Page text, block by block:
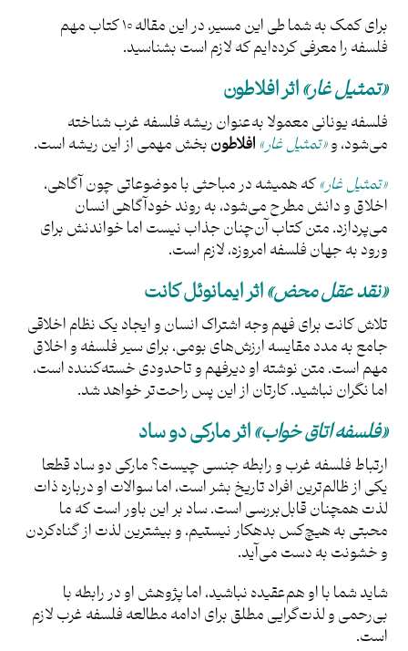
برای کمک به شما طی این مسیر، در این مقاله ۱۰ کتاب مهم
فلسفه را معرفی ‌کرده‌ایم که لازم است بشناسید.
«تمثیل غار»اثر افلاطون
فلسفه یونانی معمولا به‌عنوان ریشه فلسفه غرب شناخته
می‌شود، و«تمثیل غار» افلاطونبخش مهمی از این ریشه است.
«تمثیل غار»که همیشه در مباحثی با موضوعاتی چون آگاهی،
اخلاق و دانش مطرح می‌شود، به روند خودآگاهی انسان
می‌پردازد. متن کتاب آن‌چنان جذاب نیست اما خواندنش برای
ورود به جهان فلسفه امروزه، لازم است.
«نقد عقل محض»اثر ایمانوئل کانت
تلاش کانت برای فهم وجه اشتراک انسان و ایجاد یک نظام اخلاقی
جامع به مدد مقایسه ارزش‌های بومی، برای سیر فلسفه و اخلاق
مهم است. متن نوشته او دیرفهم و تاحدودی خسته‌کننده است،
اما نگران نباشید. کارتان از این‌ پس راحت‌تر خواهد شد.
«فلسفه اتاق خواب»اثر مارکی دو ساد
ارتباط فلسفه غرب و رابطه جنسی چیست؟ مارکی دو ساد قطعا
یکی از ظالم‌ترین افراد تاریخ بشر است، اما سوالات او درباره ذات
لذت همچنان قابل‌بررسی است. ساد بر این باور است که ما
محبتی به هیچ‌کس بدهکار نیستیم، و بیشترین لذت از گناه‌کردن
و خشونت به دست می‌آید.
شاید شما با او هم‌عقیده نباشید، اما پژوهش او در رابطه با
بی‌رحمی و لذت‌گرایی مطلق برای ادامه مطالعه فلسفه غرب لازم
است.